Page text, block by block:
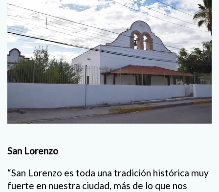
San Lorenzo
“San Lorenzo es toda una tradición histórica muy
fuerte en nuestra ciudad, más de lo que nos